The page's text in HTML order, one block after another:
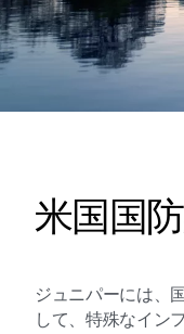
米国国
ジュニパーには、
して、特殊なイン